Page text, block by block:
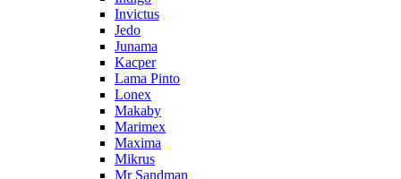
Invictus
Jedo
Junama
Kacper
Lama Pinto
Lonex
Makaby
Marimex
Maxima
Mikrus
Mr Sandman